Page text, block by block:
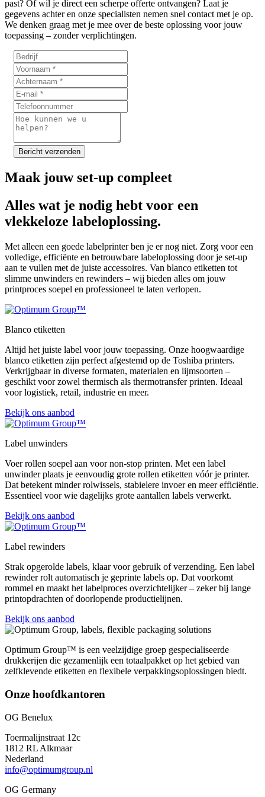
past? Of wil je direct een scherpe offerte ontvangen? Laat je
gegevens achter en onze specialisten nemen snel contact met je op.
We denken graag met je mee over de beste oplossing voor jouw
toepassing – zonder verplichtingen.
Bericht verzenden
Maak jouw set-up compleet
Alles wat je nodig hebt voor een
vlekkeloze labeloplossing.
Met alleen een goede labelprinter ben je er nog niet. Zorg voor een
volledige, efficiënte en betrouwbare labeloplossing door je set-up
aan te vullen met de juiste accessoires. Van blanco etiketten tot
slimme unwinders en rewinders – wij bieden alles om jouw
printproces soepel en professioneel te laten verlopen.
Blanco etiketten
Altijd het juiste label voor jouw toepassing. Onze hoogwaardige
blanco etiketten zijn perfect afgestemd op de Toshiba printers.
Verkrijgbaar in diverse formaten, materialen en lijmsoorten –
geschikt voor zowel thermisch als thermotransfer printen. Ideaal
voor logistiek, retail, industrie en meer.
Bekijk ons aanbod
Label unwinders
Voer rollen soepel aan voor non-stop printen. Met een label
unwinder plaats je eenvoudig grote rollen etiketten vóór je printer.
Dat betekent minder rolwissels, stabielere invoer en meer efficiëntie.
Essentieel voor wie dagelijks grote aantallen labels verwerkt.
Bekijk ons aanbod
Label rewinders
Strak opgerolde labels, klaar voor gebruik of verzending. Een label
rewinder rolt automatisch je geprinte labels op. Dat voorkomt
rommel en maakt het labelproces overzichtelijker – zeker bij lange
printopdrachten of doorlopende productielijnen.
Bekijk ons aanbod
Optimum Group™ is een veelzijdige groep gespecialiseerde
drukkerijen die gezamenlijk een totaalpakket op het gebied van
zelfklevende etiketten en flexibele verpakkingsoplossingen biedt.
Onze hoofdkantoren
OG Benelux
Toermalijnstraat 12c
1812 RL Alkmaar
Nederland
info@optimumgroup.nl
OG Germany